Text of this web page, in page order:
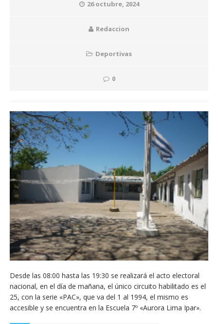
26 octubre, 2024
Redaccion
Deportivas
0
Desde las 08:00 hasta las 19:30 se realizará el acto electoral
nacional, en el día de mañana, el único circuito habilitado es el
25, con la serie «PAC», que va del 1 al 1994, el mismo es
accesible y se encuentra en la Escuela 7º «Aurora Lima Ipar».